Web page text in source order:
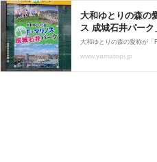
大和ゆとりの森の
ス 成城石井パー
2028年3月31日ま
やまとぴ
www.yamatopi.jp